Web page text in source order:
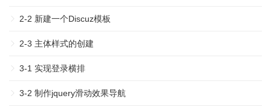
2-2 新建一个Discuz模板
2-3 主体样式的创建
3-1 实现登录横排
3-2 制作jquery滑动效果导航